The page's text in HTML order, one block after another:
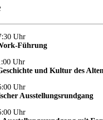
Uhr
Führung
Uhr
und Kultur des
Uhr
Ausstellungsrundgang
Uhr